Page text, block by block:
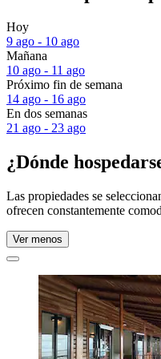
Hoy
9 ago - 10 ago
Mañana
10 ago - 11 ago
Próximo fin de semana
14 ago - 16 ago
En dos semanas
21 ago - 23 ago
¿Dónde
Las propiedades se
ofrecen constantemente
Ver menos